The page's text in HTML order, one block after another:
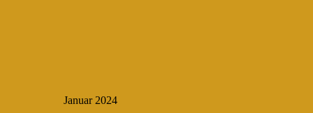
Januar 2024